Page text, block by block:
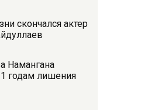
скончался актер
Намангана
годам лишения